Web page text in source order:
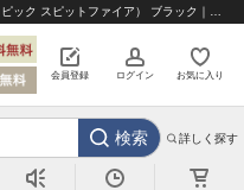
会員登録 ログイン お気に入り
検索 詳しく探す